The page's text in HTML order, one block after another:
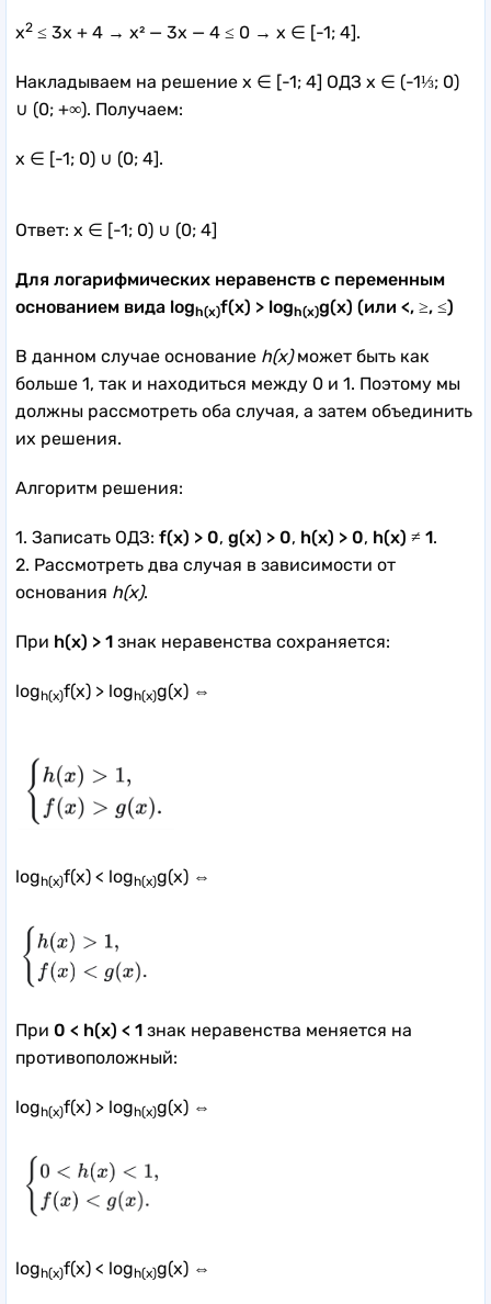
x2 ≤ 3x + 4 → x² — 3x — 4 ≤ 0 → x ∈ [-1; 4].
Накладываем на решение x ∈ [-1; 4] ОДЗ x ∈ (-1⅓; 0)
∪ (0; +∞). Получаем:
x ∈ [-1; 0) ∪ (0; 4].
Ответ: x ∈ [-1; 0) ∪ (0; 4]
Для логарифмических неравенств с переменным
основанием вида logh(x)f(x) > logh(x)g(x) (или <, ≥, ≤)
В данном случае основание h(x)может быть как
больше 1, так и находиться между 0 и 1. Поэтому мы
должны рассмотреть оба случая, а затем объединить
их решения.
Алгоритм решения:
1. Записать ОДЗ: f(x) > 0, g(x) > 0, h(x) > 0, h(x) ≠ 1.
2. Рассмотреть два случая в зависимости от
основания h(x).
При h(x) > 1 знак неравенства сохраняется:
logh(x)f(x) > logh(x)g(x) ⇔
logh(x)f(x) < logh(x)g(x) ⇔
При 0 < h(x) < 1 знак неравенства меняется на
противоположный:
logh(x)f(x) > logh(x)g(x) ⇔
logh(x)f(x) < logh(x)g(x) ⇔